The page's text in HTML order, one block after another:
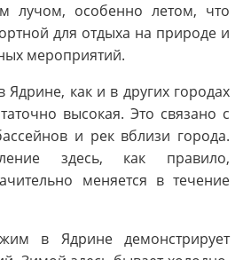
лучом, особенно летом, что
для отдыха на природе и
мероприятий.
Ядрине, как и в других городах
высокая. Это связано с
и рек вблизи города.
здесь, как правило,
меняется в течение
в Ядрине демонстрирует